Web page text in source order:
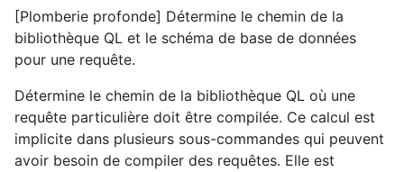
[Plomberie profonde] Détermine le chemin de la
bibliothèque QL et le schéma de base de données
pour une requête.
Détermine le chemin de la bibliothèque QL où une
requête particulière doit être compilée. Ce calcul est
implicite dans plusieurs sous-commandes qui peuvent
avoir besoin de compiler des requêtes. Elle est